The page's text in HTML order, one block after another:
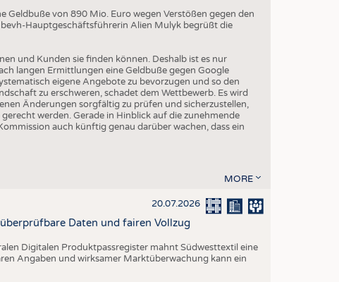
Geldbuße von 890 Mio. Euro wegen Verstößen gegen den
Hauptgeschäftsführerin Alien Mulyk begrüßt die
und Kunden sie finden können. Deshalb ist es nur
langen Ermittlungen eine Geldbuße gegen Google
eigene Angebote zu bevorzugen und so den
zu erschweren, schadet dem Wettbewerb. Es wird
Änderungen sorgfältig zu prüfen und sicherzustellen,
werden. Gerade in Hinblick auf die zunehmende
auch künftig genau darüber wachen, dass ein
MORE
20.07.2026
Daten und fairen Vollzug
Digitalen Produktpassregister mahnt Südwesttextil eine
Angaben und wirksamer Marktüberwachung kann ein